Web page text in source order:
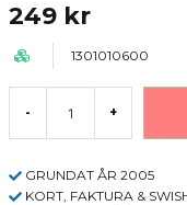
249 kr
1301010600
- +
GRUNDAT ÅR 2005
KORT, FAKTURA &